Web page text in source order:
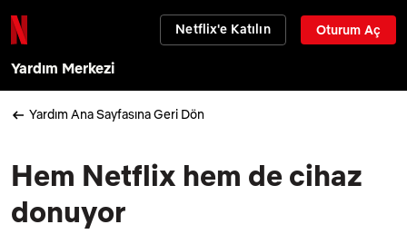
Netflix'e Katılın Oturum Aç
Yardım Merkezi
Yardım Ana Sayfasına Geri Dön
Hem Netflix hem de cihaz
donuyor